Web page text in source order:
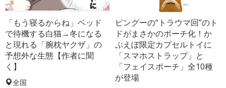
「もう寝るからね」ベッド
で待機する白猫→冬になる
と現れる「腕枕ヤクザ」の
予想外な生態【作者に聞
く】
全国
ピングーの“トラウマ回”のト
ドがまさかのポーチ化！か
ぷえぼ限定カプセルトイに
「スマホストラップ」と
「フェイスポーチ」全10種
が登場